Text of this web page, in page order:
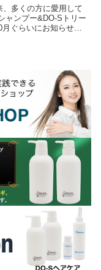
、多くの方に愛用して
ャンプー&DO-Sトリー
ぐらいにお知らせし